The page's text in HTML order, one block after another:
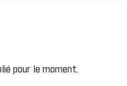
pour le moment.